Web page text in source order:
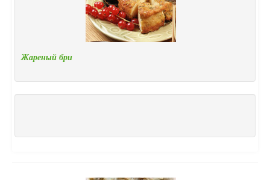
Жареный бри